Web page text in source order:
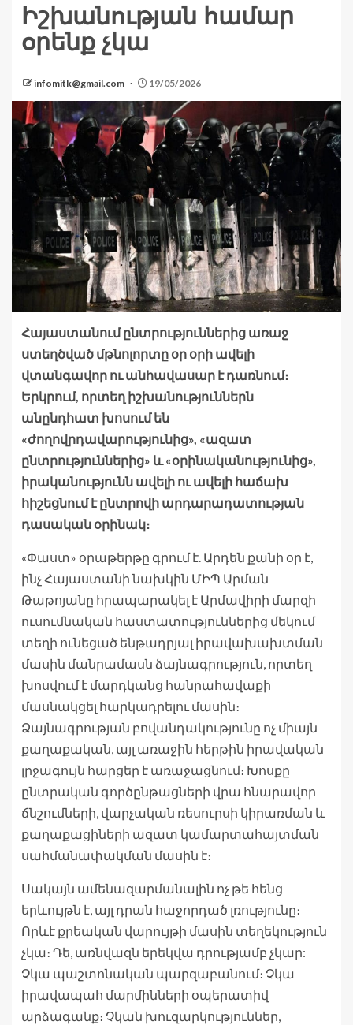
Իշխանության համար
օրենք չկա
infomitk@gmail.com 19/05/2026
Հայաստանում ընտրություններից առաջ
ստեղծված մթնոլորտը օր օրի ավելի
վտանգավոր ու անհավասար է դառնում։
Երկրում, որտեղ իշխանություններն
անընդհատ խոսում են
«ժողովրդավարությունից», «ազատ
ընտրություններից» և «օրինականությունից»,
իրականությունն ավելի ու ավելի հաճախ
հիշեցնում է ընտրովի արդարադատության
դասական օրինակ։
«Փաստ» օրաթերթը գրում է. Արդեն քանի օր է,
ինչ Հայաստանի նախկին ՄԻՊ Արման
Թաթոյանը հրապարակել է Արմավիրի մարզի
ուսումնական հաստատություններից մեկում
տեղի ունեցած ենթադրյալ իրավախախտման
մասին մանրամասն ձայնագրություն, որտեղ
խոսվում է մարդկանց հանրահավաքի
մասնակցել հարկադրելու մասին։
Ձայնագրության բովանդակությունը ոչ միայն
քաղաքական, այլ առաջին հերթին իրավական
լրջագույն հարցեր է առաջացնում։ Խոսքը
ընտրական գործընթացների վրա հնարավոր
ճնշումների, վարչական ռեսուրսի կիրառման և
քաղաքացիների ազատ կամարտահայտման
սահմանափակման մասին է։
Սակայն ամենազարմանալին ոչ թե հենց
երևույթն է, այլ դրան հաջորդած լռությունը։
Որևէ քրեական վարույթի մասին տեղեկություն
չկա։ Դե, առնվազն երեկվա դրությամբ չկար:
Չկա պաշտոնական պարզաբանում։ Չկա
իրավապահ մարմինների օպերատիվ
արձագանք։ Չկան խուզարկություններ,